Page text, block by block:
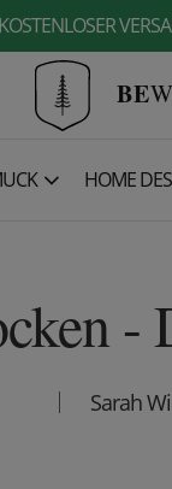
KOSTENLOSER
BE
HOME
-
Sarah